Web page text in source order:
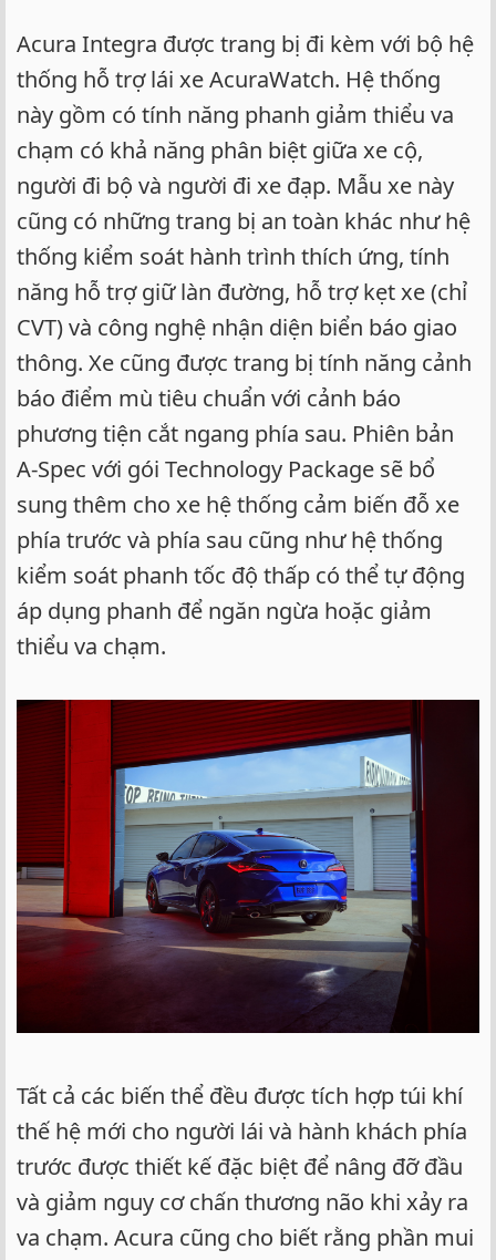
Acura Integra được trang bị đi kèm với bộ hệ
thống hỗ trợ lái xe AcuraWatch. Hệ thống
này gồm có tính năng phanh giảm thiểu va
chạm có khả năng phân biệt giữa xe cộ,
người đi bộ và người đi xe đạp. Mẫu xe này
cũng có những trang bị an toàn khác như hệ
thống kiểm soát hành trình thích ứng, tính
năng hỗ trợ giữ làn đường, hỗ trợ kẹt xe (chỉ
CVT) và công nghệ nhận diện biển báo giao
thông. Xe cũng được trang bị tính năng cảnh
báo điểm mù tiêu chuẩn với cảnh báo
phương tiện cắt ngang phía sau. Phiên bản
A-Spec với gói Technology Package sẽ bổ
sung thêm cho xe hệ thống cảm biến đỗ xe
phía trước và phía sau cũng như hệ thống
kiểm soát phanh tốc độ thấp có thể tự động
áp dụng phanh để ngăn ngừa hoặc giảm
thiểu va chạm.
Tất cả các biến thể đều được tích hợp túi khí
thế hệ mới cho người lái và hành khách phía
trước được thiết kế đặc biệt để nâng đỡ đầu
và giảm nguy cơ chấn thương não khi xảy ra
va chạm. Acura cũng cho biết rằng phần mui